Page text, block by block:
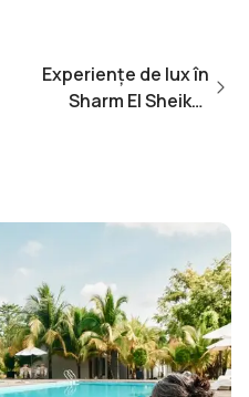
Experiențe de lux în
Sharm El Sheikh: